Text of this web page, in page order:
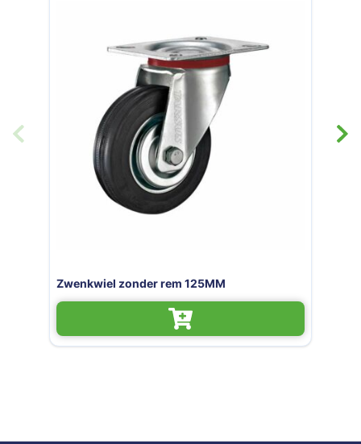
Zwenkwiel zonder rem 160MM